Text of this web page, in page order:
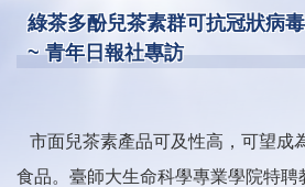
綠茶多酚兒茶素群可抗冠狀病
~ 青年日報社專訪
市面兒茶素產品可及性高，可望成
食品。臺師大生命科學專業學院特聘